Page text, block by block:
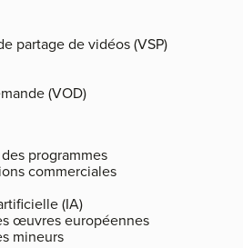
partage de vidéos (VSP)
(VOD)
programmes
commerciales
(IA)
œuvres européennes
mineurs